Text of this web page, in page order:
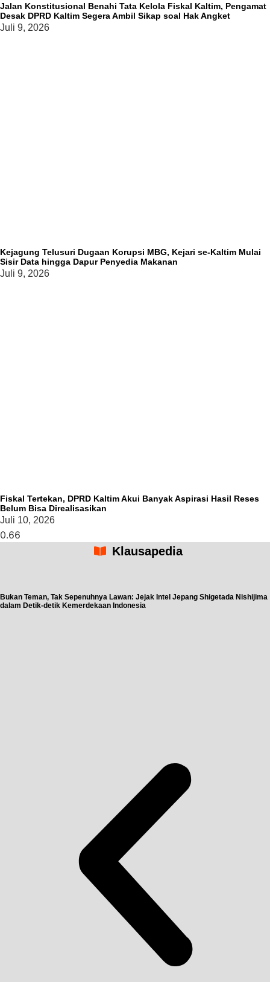
Jalan Konstitusional Benahi Tata Kelola Fiskal Kaltim, Pengamat
Desak DPRD Kaltim Segera Ambil Sikap soal Hak Angket
Juli 9, 2026
Kejagung Telusuri Dugaan Korupsi MBG, Kejari se-Kaltim Mulai
Sisir Data hingga Dapur Penyedia Makanan
Juli 9, 2026
Fiskal Tertekan, DPRD Kaltim Akui Banyak Aspirasi Hasil Reses
Belum Bisa Direalisasikan
Juli 10, 2026
Klausapedia
Bukan Teman, Tak Sepenuhnya Lawan: Jejak Intel Jepang Shigetada Nishijima
dalam Detik-detik Kemerdekaan Indonesia